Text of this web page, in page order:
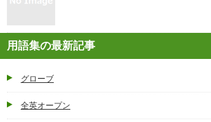
用語集の最新記事
グローブ
全英オープン